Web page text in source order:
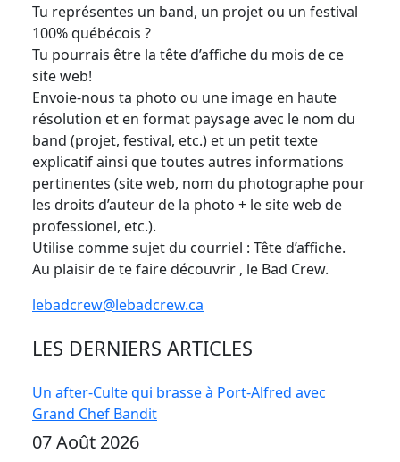
Tu représentes un band, un projet ou un festival
100% québécois ?
Tu pourrais être la tête d’affiche du mois de ce
site web!
Envoie-nous ta photo ou une image en haute
résolution et en format paysage avec le nom du
band (projet, festival, etc.) et un petit texte
explicatif ainsi que toutes autres informations
pertinentes (site web, nom du photographe pour
les droits d’auteur de la photo + le site web de
professionel, etc.).
Utilise comme sujet du courriel : Tête d’affiche.
Au plaisir de te faire découvrir , le Bad Crew.
lebadcrew@lebadcrew.ca
LES DERNIERS ARTICLES
Un after-Culte qui brasse à Port-Alfred avec
Grand Chef Bandit
07 Août 2026